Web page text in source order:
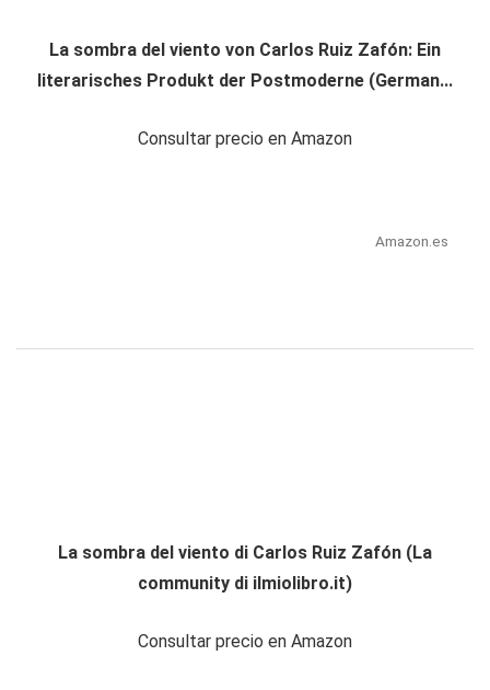
La sombra del viento von Carlos Ruiz Zafón: Ein
literarisches Produkt der Postmoderne (German...
Consultar precio en Amazon
Amazon.es
La sombra del viento di Carlos Ruiz Zafón (La
community di ilmiolibro.it)
Consultar precio en Amazon